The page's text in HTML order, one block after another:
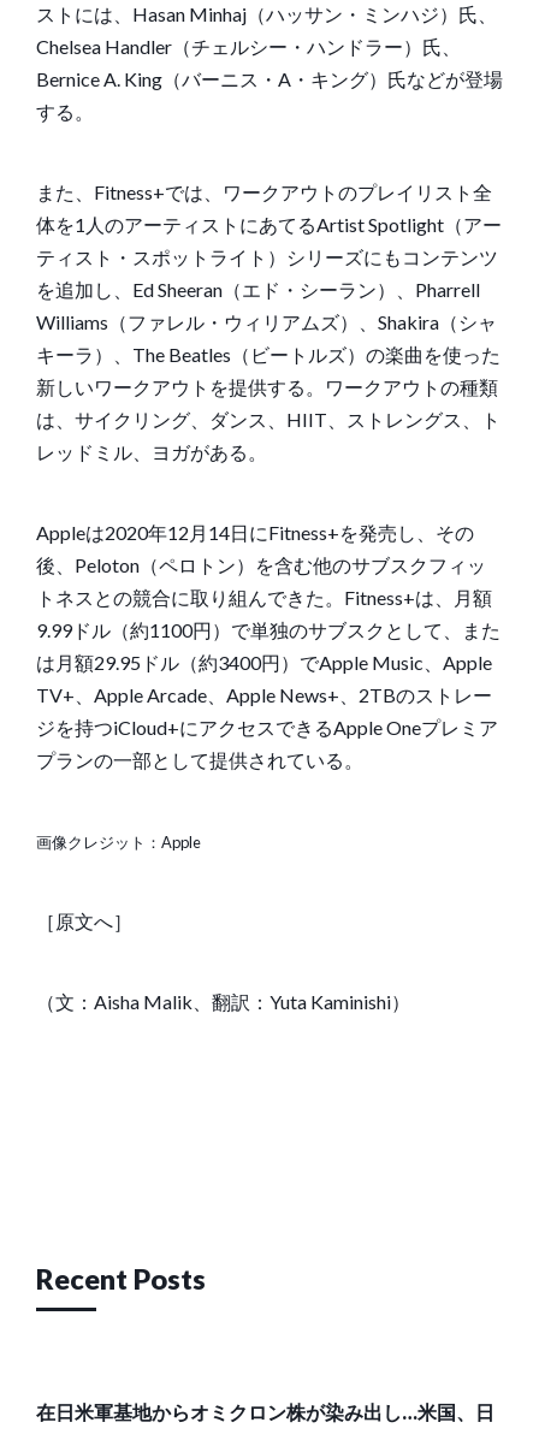
ストには、Hasan Minhaj（ハッサン・ミンハジ）氏、
Chelsea Handler（チェルシー・ハンドラー）氏、
Bernice A. King（バーニス・A・キング）氏などが登場
する。
また、Fitness+では、ワークアウトのプレイリスト全
体を1人のアーティストにあてるArtist Spotlight（アー
ティスト・スポットライト）シリーズにもコンテンツ
を追加し、Ed Sheeran（エド・シーラン）、Pharrell
Williams（ファレル・ウィリアムズ）、Shakira（シャ
キーラ）、The Beatles（ビートルズ）の楽曲を使った
新しいワークアウトを提供する。ワークアウトの種類
は、サイクリング、ダンス、HIIT、ストレングス、ト
レッドミル、ヨガがある。
Appleは2020年12月14日にFitness+を発売 し、その
後、Peloton（ペロトン）を含む他のサブスクフィッ
トネスとの競合に取り組んできた。Fitness+は、月額
9.99ドル（約1100円）で単独のサブスク として、また
は月額29.95ドル（約3400円）でApple Music、Apple
TV+、Apple Arcade、Apple News+、2TBのストレー
ジを持つiCloud+にアクセスできるApple Oneプレミア
プランの一部として提供されている。
画像クレジット：Apple
［ 原文へ］
（文：Aisha Malik、翻訳：Yuta Kaminishi）
Recent Posts
在日米軍基地からオミクロン株が染み出し…米国、日